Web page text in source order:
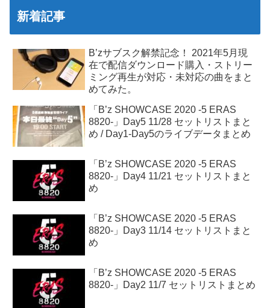
新着記事
B’zサブスク解禁記念！ 2021年5月現
在で配信ダウンロード購入・ストリー
ミング再生が対応・未対応の曲をまと
めてみた。
「B’z SHOWCASE 2020 -5 ERAS
8820-」Day5 11/28 セットリストまと
め / Day1-Day5のライブデータまとめ
「B’z SHOWCASE 2020 -5 ERAS
8820-」Day4 11/21 セットリストまと
め
「B’z SHOWCASE 2020 -5 ERAS
8820-」Day3 11/14 セットリストまと
め
「B’z SHOWCASE 2020 -5 ERAS
8820-」Day2 11/7 セットリストまとめ